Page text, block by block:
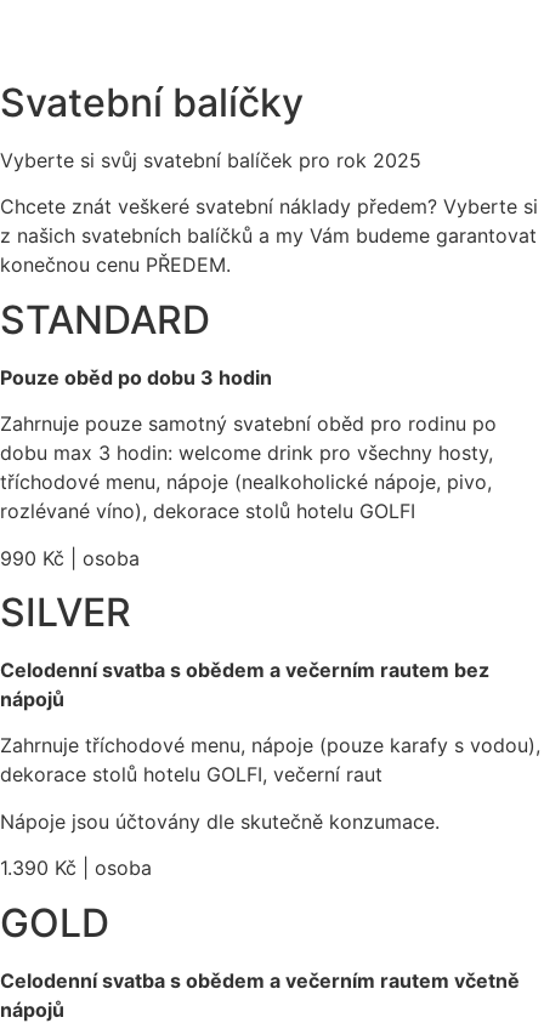
Svatební balíčky
Vyberte si svůj svatební balíček pro rok 2025
Chcete znát veškeré svatební náklady předem? Vyberte si
z našich svatebních balíčků a my Vám budeme garantovat
konečnou cenu PŘEDEM.
STANDARD
Pouze oběd po dobu 3 hodin
Zahrnuje pouze samotný svatební oběd pro rodinu po
dobu max 3 hodin: welcome drink pro všechny hosty,
tříchodové menu, nápoje (nealkoholické nápoje, pivo,
rozlévané víno), dekorace stolů hotelu GOLFI
990 Kč | osoba
SILVER
Celodenní svatba s obědem a večerním rautem bez
nápojů
Zahrnuje tříchodové menu, nápoje (pouze karafy s vodou),
dekorace stolů hotelu GOLFI, večerní raut
Nápoje jsou účtovány dle skutečně konzumace.
1.390 Kč | osoba
GOLD
Celodenní svatba s obědem a večerním rautem včetně
nápojů